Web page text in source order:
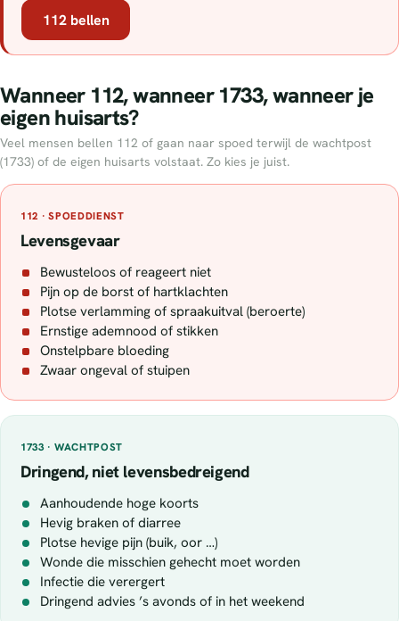
112 bellen
Wanneer 112, wanneer 1733, wanneer je
eigen huisarts?
Veel mensen bellen 112 of gaan naar spoed terwijl de wachtpost
(1733) of de eigen huisarts volstaat. Zo kies je juist.
112 · SPOEDDIENST
Levensgevaar
Bewusteloos of reageert niet
Pijn op de borst of hartklachten
Plotse verlamming of spraakuitval (beroerte)
Ernstige ademnood of stikken
Onstelpbare bloeding
Zwaar ongeval of stuipen
1733 · WACHTPOST
Dringend, niet levensbedreigend
Aanhoudende hoge koorts
Hevig braken of diarree
Plotse hevige pijn (buik, oor …)
Wonde die misschien gehecht moet worden
Infectie die verergert
Dringend advies ’s avonds of in het weekend